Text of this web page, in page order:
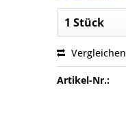
Vergleichen
Artikel-Nr.: